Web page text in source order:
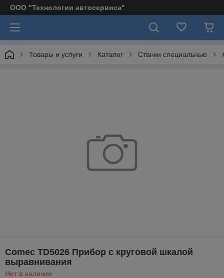
ООО "Технологии автосервиса"
Товары и услуги Каталог Станки специальные
Comec TD5026 Прибор с круговой шкалой
выравнивания
Нет в наличии